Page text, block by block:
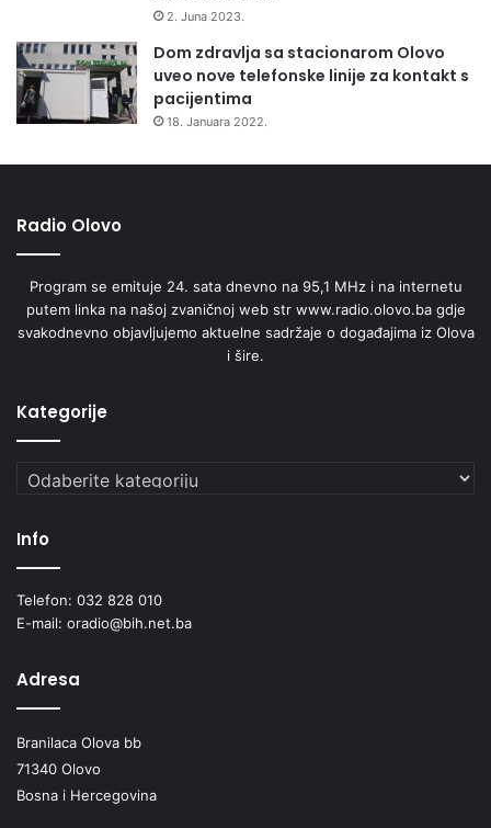
2. Juna 2023.
Dom zdravlja sa stacionarom Olovo
uveo nove telefonske linije za kontakt s
pacijentima
18. Januara 2022.
Radio Olovo
Program se emituje 24. sata dnevno na 95,1 MHz i na internetu
putem linka na našoj zvaničnoj web str www.radio.olovo.ba gdje
svakodnevno objavljujemo aktuelne sadržaje o događajima iz Olova
i šire.
Kategorije
Kategorije
Info
Telefon: 032 828 010
E-mail: oradio@bih.net.ba
Adresa
Branilaca Olova bb
71340 Olovo
Bosna i Hercegovina